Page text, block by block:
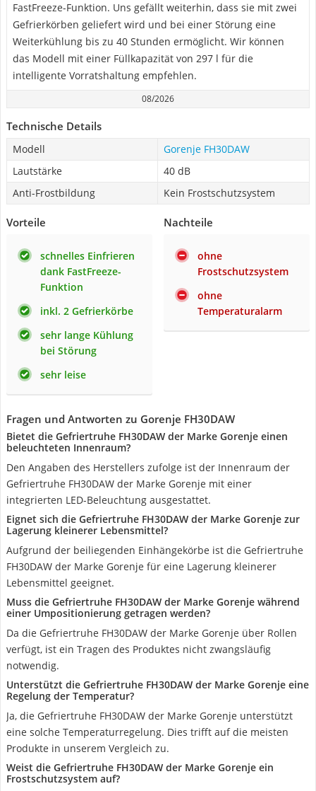
FastFreeze-Funktion. Uns gefällt weiterhin, dass sie mit zwei
Gefrierkörben geliefert wird und bei einer Störung eine
Weiterkühlung bis zu 40 Stunden ermöglicht. Wir können
das Modell mit einer Füllkapazität von 297 l für die
intelligente Vorratshaltung empfehlen.
08/2026
Technische Details
Modell
Gorenje FH30DAW
Lautstärke
40 dB
Anti-Frostbildung
Kein Frostschutzsystem
Vorteile
schnelles Einfrieren
dank FastFreeze-
Funktion
inkl. 2 Gefrierkörbe
sehr lange Kühlung
bei Störung
sehr leise
Nachteile
ohne
Frostschutzsystem
ohne
Temperaturalarm
Fragen und Antworten zu Gorenje FH30DAW
Bietet die Gefriertruhe FH30DAW der Marke Gorenje einen
beleuchteten Innenraum?
Den Angaben des Herstellers zufolge ist der Innenraum der
Gefriertruhe FH30DAW der Marke Gorenje mit einer
integrierten LED-Beleuchtung ausgestattet.
Eignet sich die Gefriertruhe FH30DAW der Marke Gorenje zur
Lagerung kleinerer Lebensmittel?
Aufgrund der beiliegenden Einhängekörbe ist die Gefriertruhe
FH30DAW der Marke Gorenje für eine Lagerung kleinerer
Lebensmittel geeignet.
Muss die Gefriertruhe FH30DAW der Marke Gorenje während
einer Umpositionierung getragen werden?
Da die Gefriertruhe FH30DAW der Marke Gorenje über Rollen
verfügt, ist ein Tragen des Produktes nicht zwangsläufig
notwendig.
Unterstützt die Gefriertruhe FH30DAW der Marke Gorenje eine
Regelung der Temperatur?
Ja, die Gefriertruhe FH30DAW der Marke Gorenje unterstützt
eine solche Temperaturregelung. Dies trifft auf die meisten
Produkte in unserem Vergleich zu.
Weist die Gefriertruhe FH30DAW der Marke Gorenje ein
Frostschutzsystem auf?